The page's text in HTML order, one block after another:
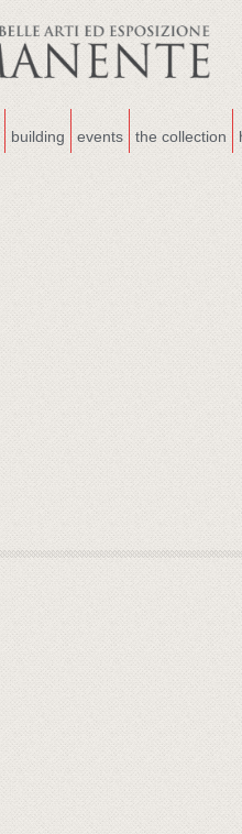
building events the collection